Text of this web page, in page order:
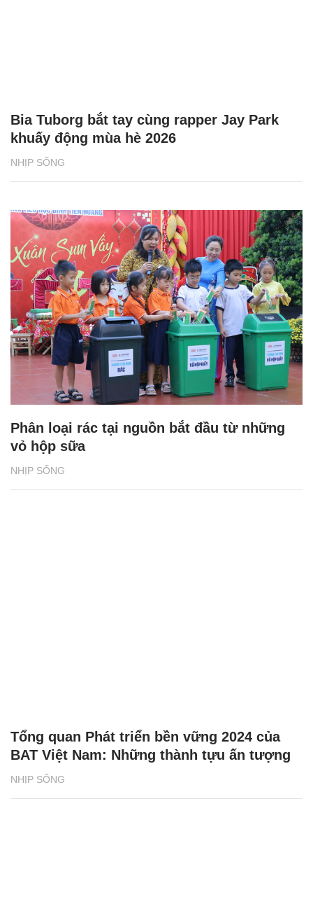
NHỊP SỐNG
Bia Tuborg bắt tay cùng rapper Jay Park
khuấy động mùa hè 2026
NHỊP SỐNG
Phân loại rác tại nguồn bắt đầu từ những
vỏ hộp sữa
NHỊP SỐNG
Tổng quan Phát triển bền vững 2024 của
BAT Việt Nam: Những thành tựu ấn tượng